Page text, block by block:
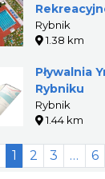
Sportowy
Rybnik
1.38 km
Pływalnia
Rybniku
Rybnik
1.44 km
1 2 3 … 6